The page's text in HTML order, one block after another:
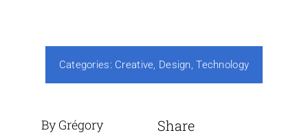
Categories: Creative, Design,Technology
By Grégory
Share